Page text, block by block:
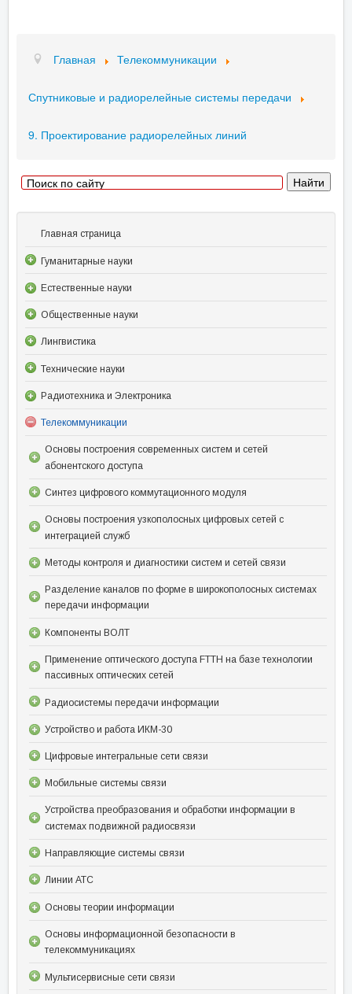
Главная Телекоммуникации
Спутниковые и радиорелейные системы передачи
9. Проектирование радиорелейных линий
Главная страница
Гуманитарные науки
Естественные науки
Общественные науки
Лингвистика
Технические науки
Радиотехника и Электроника
Телекоммуникации
Основы построения современных систем и сетей
абонентского доступа
Синтез цифрового коммутационного модуля
Основы построения узкополосных цифровых сетей с
интеграцией служб
Методы контроля и диагностики систем и сетей связи
Разделение каналов по форме в широкополосных системах
передачи информации
Компоненты ВОЛТ
Применение оптического доступа FTTH на базе технологии
пассивных оптических сетей
Радиосистемы передачи информации
Устройство и работа ИКМ-30
Цифровые интегральные сети связи
Мобильные системы связи
Устройства преобразования и обработки информации в
системах подвижной радиосвязи
Направляющие системы связи
Линии АТС
Основы теории информации
Основы информационной безопасности в
телекоммуникациях
Мультисервисные сети связи